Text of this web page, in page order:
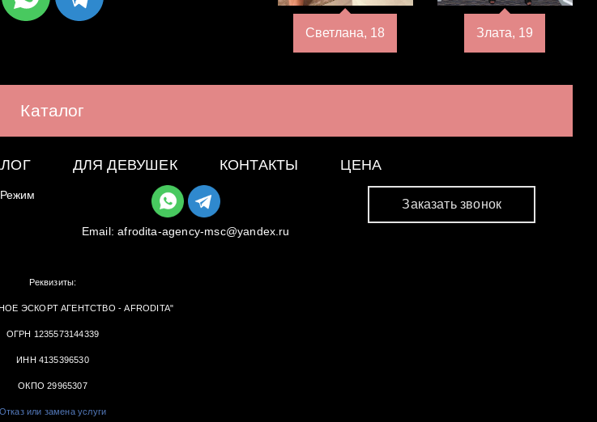
Светлана, 18 Злата, 19
Каталог
ДЛЯ ДЕВУШЕК КОНТАКТЫ ЦЕНА
Email:afrodita-agency-msc@yandex.ru
Заказать звонок
Реквизиты:
ЭСКОРТ АГЕНТСТВО - AFRODITA"
ОГРН 1235573144339
ИНН 4135396530
ОКПО 29965307
Отказ или замена услуги